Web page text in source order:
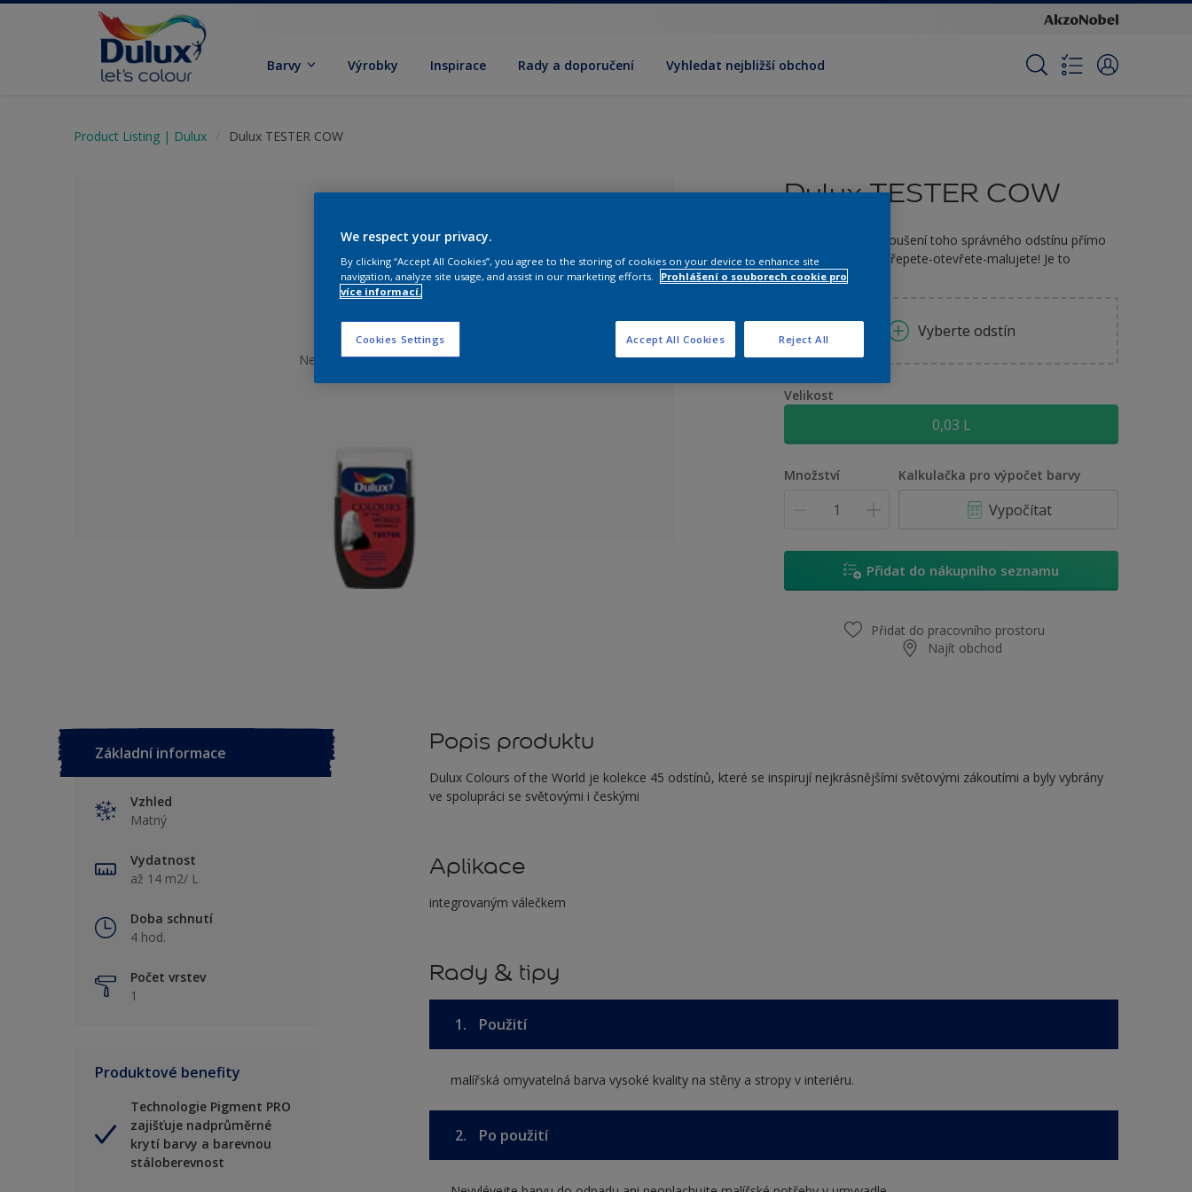
Barvy Výrobky Inspirace Rady a doporučení Vyhledat nejbližší obchod
Product Listing | Dulux Dulux TESTER COW
Není vybraný žádný odstín
Dulux TESTER COW
TESTER - pro vyzkoušení toho správného odstínu přímo
na vaší stěně. Protřepete-otevřete-malujete! Je to
opravdu snadné.
Vyberte odstín
Velikost
0,03 L
Množství Kalkulačka pro výpočet barvy
Vypočítat
Přidat do nákupního seznamu
Přidat do pracovního prostoru
Najít obchod
Základní informace
Vzhled
Matný
Vydatnost
až 14 m2/ L
Doba schnutí
4 hod.
Počet vrstev
1
Produktové benefity
Technologie Pigment PRO
zajišťuje nadprůměrné
krytí barvy a barevnou
stáloberevnost
Popis produktu
Dulux Colours of the World je kolekce 45 odstínů, které se inspirují nejkrásnějšími světovými zákoutími a byly vybrány
ve spolupráci se světovými i českými
Aplikace
integrovaným válečkem
Rady & tipy
1. Použití
malířská omyvatelná barva vysoké kvality na stěny a stropy v interiéru.
2. Po použití
We respect your privacy.
By clicking “Accept All Cookies”, you agree to the storing of cookies on your device to enhance site
navigation, analyze site usage, and assist in our marketing efforts.
Prohlášení o souborech cookie pro
více informací.
Cookies Settings Reject All
Accept All Cookies